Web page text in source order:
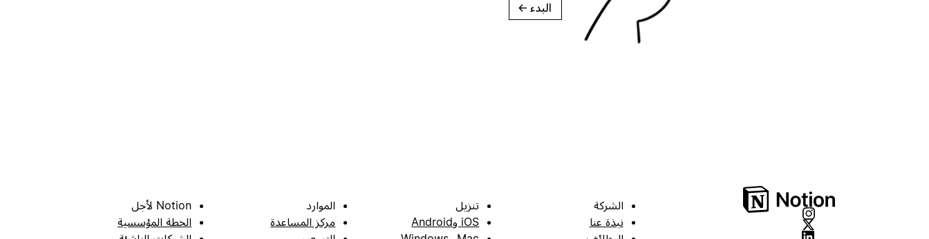
البدء →
الشركة
نبذة عنا
تنزيل
iOS وAndroid
الموارد
مركز المساعدة
Notion لأجل
الخطة المؤسسية